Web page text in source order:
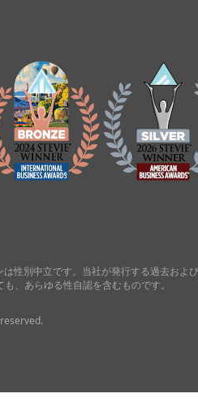
性別中立です。当社が発行する過去およ
、あらゆる性自認を含むものです。